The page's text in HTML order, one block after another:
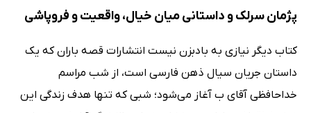
پژمان سرلک و داستانی میان خیال، واقعیت و فروپاشی
کتاب دیگر نیازی به بادبزن نیست انتشارات قصه باران که یک
داستان جریان سیال ذهن فارسی است، از شب مراسم
خداحافظی آقای ب آغاز می‌شود؛ شبی که تنها هدف زندگی این